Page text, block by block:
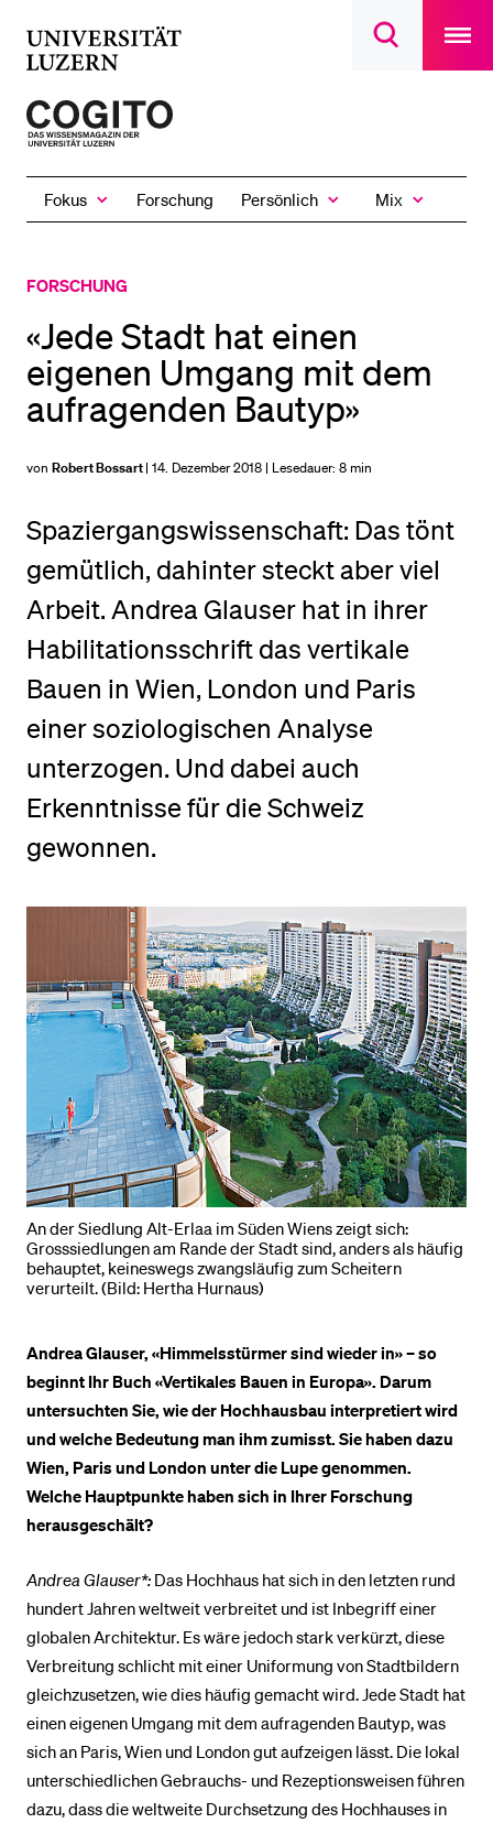
FokusZeige
das
Forschung Persönlich
Zeige
das
MixZeige
das
Suchdialog
main
Zur
des
Magazins
FORSCHUNG
«Jede Stadt hat einen
eigenen Umgang mit dem
aufragenden Bautyp»
von Robert Bossart| 14. Dezember 2018 | Lesedauer: 8 min
Spaziergangswissenschaft: Das tönt
gemütlich, dahinter steckt aber viel
Arbeit. Andrea Glauser hat in ihrer
Habilitationsschrift das vertikale
Bauen in Wien, London und Paris
einer soziologischen Analyse
unterzogen. Und dabei auch
Erkenntnisse für die Schweiz
gewonnen.
An der Siedlung Alt-Erlaa im Süden Wiens zeigt sich:
Grosssiedlungen am Rande der Stadt sind, anders als häufig
behauptet, keineswegs zwangsläufig zum Scheitern
verurteilt. (Bild: Hertha Hurnaus)
Andrea Glauser, «Himmelsstürmer sind wieder in» – so
beginnt Ihr Buch «Vertikales Bauen in Europa». Darum
untersuchten Sie, wie der Hochhausbau interpretiert wird
und welche Bedeutung man ihm zumisst. Sie haben dazu
Wien, Paris und London unter die Lupe genommen.
Welche Hauptpunkte haben sich in Ihrer Forschung
herausgeschält?
Andrea Glauser*: Das Hochhaus hat sich in den letzten rund
hundert Jahren weltweit verbreitet und ist Inbegriff einer
globalen Architektur. Es wäre jedoch stark verkürzt, diese
Verbreitung schlicht mit einer Uniformung von Stadtbildern
gleichzusetzen, wie dies häufig gemacht wird. Jede Stadt hat
einen eigenen Umgang mit dem aufragenden Bautyp, was
sich an Paris, Wien und London gut aufzeigen lässt. Die lokal
unterschiedlichen Gebrauchs- und Rezeptionsweisen führen
dazu, dass die weltweite Durchsetzung des Hochhauses in
LETZTE SUCHEN
DIE UNI FÜR…
Schulklassen und Lehrpersonen
Studien­interessierte
Mitarbeitende
Alumni
Stellensuchende
BELIEBTE INHALTE
Vorlesungsverzeichnis
Bibliothek
Anmeldung und Zulassung